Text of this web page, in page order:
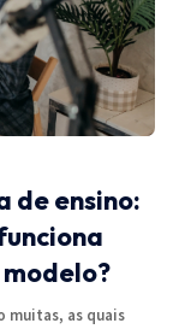
de ensino:
muitas, as quais